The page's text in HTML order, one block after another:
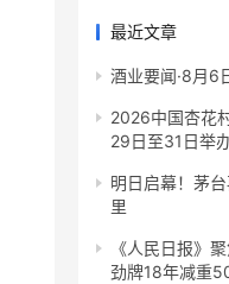
最近文章
酒业要闻·8月6
2026中国杏花
29日至31日举
明日启幕！茅
里
《人民日报》
劲牌18年减重